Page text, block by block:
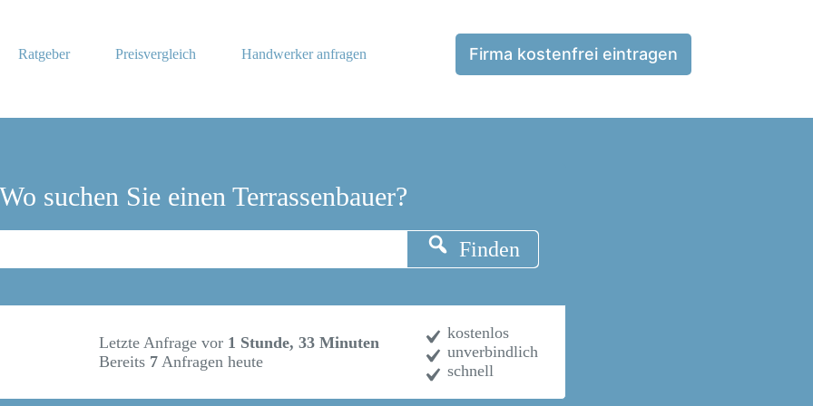
Ratgeber
Preisvergleich Handwerker anfragen Firma kostenfrei eintragen
Wo suchen Sie einen Terrassenbauer?
Finden
Letzte Anfrage vor 1 Stunde, 33 Minuten
Bereits 7Anfragen heute
kostenlos
unverbindlich
schnell